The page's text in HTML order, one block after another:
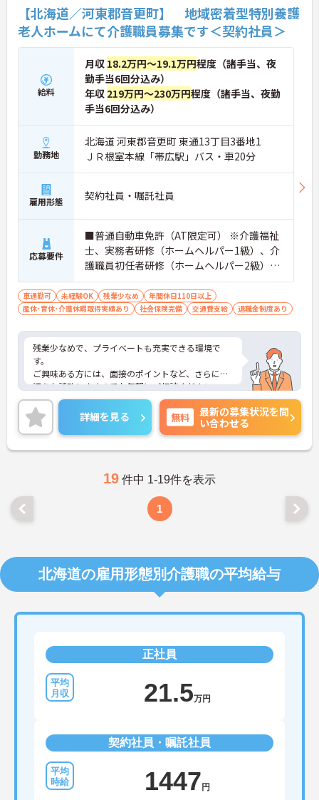
【北海道／河東郡音更町】 地域密着型特別養護
老人ホームにて介護職員募集です＜契約社員＞
給料
月収 18.2万円～19.1万円程度（諸手当、夜
勤手当6回分込み）
年収 219万円～230万円程度（諸手当、夜勤
手当6回分込み）
勤務地
北海道 河東郡音更町 東通13丁目3番地1
ＪＲ根室本線「帯広駅」バス・車20分
雇用形態 契約社員・嘱託社員
応募要件
■普通自動車免許（AT限定可） ※介護福祉
士、実務者研修（ホームヘルパー1級）、介
護職員初任者研修（ホームヘルパー2級）い
ずれかお持ちの方は尚良し ※無資格者・未
経験者応相談
車通勤可 未経験OK 残業少なめ
年間休日110日以上
産休･育休･介護休暇取得実績あり
社会保険完備 交通費支給 退職金制度あり
残業少なめで、プライベートも充実できる環境で
す。
ご興味ある方には、面接のポイントなど、さらに詳
細をお話致しますのでお気軽にご相談ください。
詳細を見る 無料
最新の募集状況を問
い合わせる
19 件中 1-19件を表示
1
北海道の雇用形態別介護職の平均給与
正社員
21.5万円
契約社員・嘱託社員
1447円